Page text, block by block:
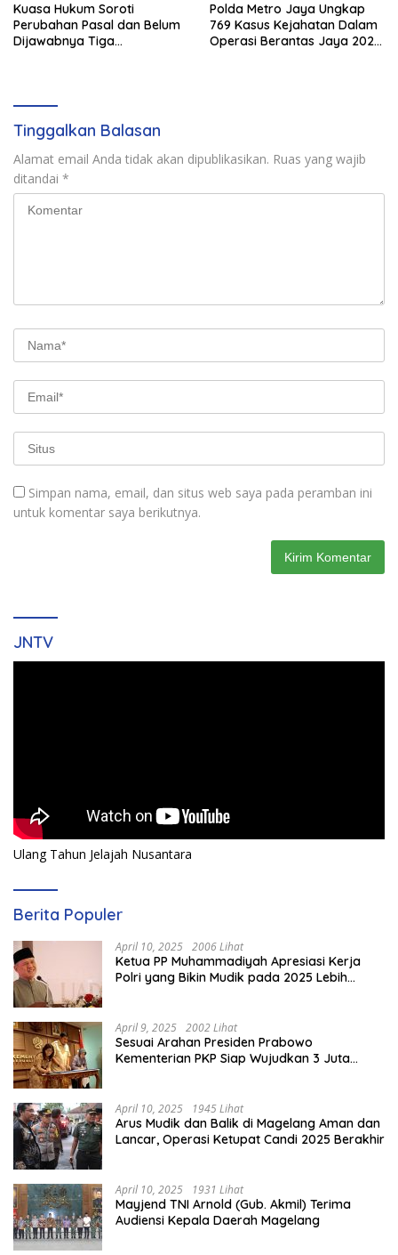
Kuasa Hukum Soroti
Perubahan Pasal dan Belum
Dijawabnya Tiga
Polda Metro Jaya Ungkap
769 Kasus Kejahatan Dalam
Operasi Berantas Jaya 2026,
Tinggalkan Balasan
Alamat email Anda tidak akan dipublikasikan. Ruas yang wajib
ditandai *
Simpan nama, email, dan situs web saya pada peramban ini
untuk komentar saya berikutnya.
JNTV
Ulang Tahun Jelajah Nusantara
Berita Populer
April 10, 2025 2006 Lihat
Ketua PP Muhammadiyah Apresiasi Kerja
Polri yang Bikin Mudik pada 2025 Lebih
April 9, 2025 2002 Lihat
Sesuai Arahan Presiden Prabowo
Kementerian PKP Siap Wujudkan 3 Juta
April 10, 2025 1945 Lihat
Arus Mudik dan Balik di Magelang Aman dan
Lancar, Operasi Ketupat Candi 2025 Berakhir
April 10, 2025 1931 Lihat
Mayjend TNI Arnold (Gub. Akmil) Terima
Audiensi Kepala Daerah Magelang